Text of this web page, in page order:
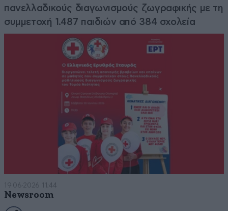
πανελλαδικούς διαγωνισμούς ζωγραφικής με τη
συμμετοχή 1.487 παιδιών από 384 σχολεία
19·06·2026 11:44
Newsroom